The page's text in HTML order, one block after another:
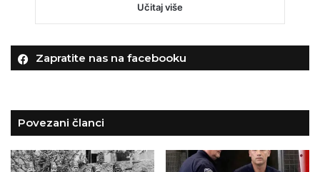
Učitaj više
Zapratite nas na facebooku
Povezani članci